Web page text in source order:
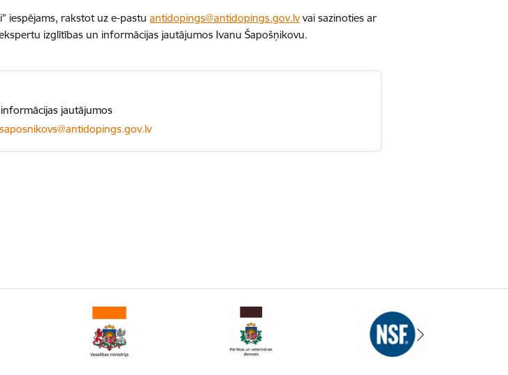
iespējams, rakstot uz e-pastuantidopings@antidopings.gov.lvvai sazinoties ar
izglītības un informācijas jautājumos Ivanu Šapošņikovu.
jautājumos